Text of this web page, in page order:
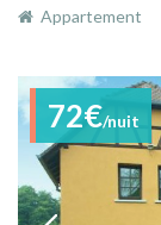
Appartement
72€/nuit